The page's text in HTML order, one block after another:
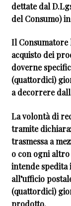
dettate dal
del Consumo)
Il
acquisto dei
doverne
(quattordici)
a decorrere
La volontà di
tramite
trasmessa a
o con ogni altro
intende spedita
all’ufficio
(quattordici)
prodotto.